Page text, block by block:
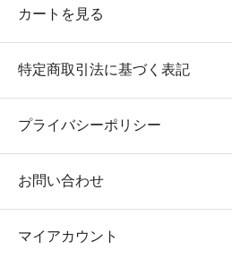
カートを見る
特定商取引法に基づく表記
プライバシーポリシー
お問い合わせ
マイアカウント